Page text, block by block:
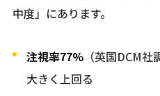
中度」にあります。
注視率77%（英国DCM社
大きく上回る